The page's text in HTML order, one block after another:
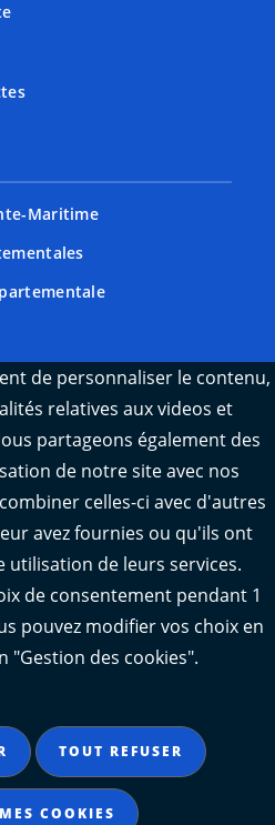
Maritime
trafic
de Charente-
conforme
légales
de personnaliser le contenu,
relatives aux videos et
partageons également des
de notre site avec nos
celles-ci avec d'autres
avez fournies ou qu'ils ont
utilisation de leurs services.
de consentement pendant 1
pouvez modifier vos choix en
"Gestion des cookies".
TOUT REFUSER
COOKIES